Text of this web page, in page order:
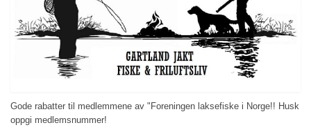
Gode rabatter til medlemmene av "Foreningen laksefiske i Norge!! Husk
oppgi medlemsnummer!